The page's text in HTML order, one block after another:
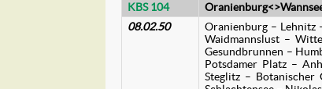
KBS 104
08.02.50
Oranienburg – Lehnitz
Waidmannslust –
Gesundbrunnen –
Potsdamer Platz –
Steglitz – Botanischer